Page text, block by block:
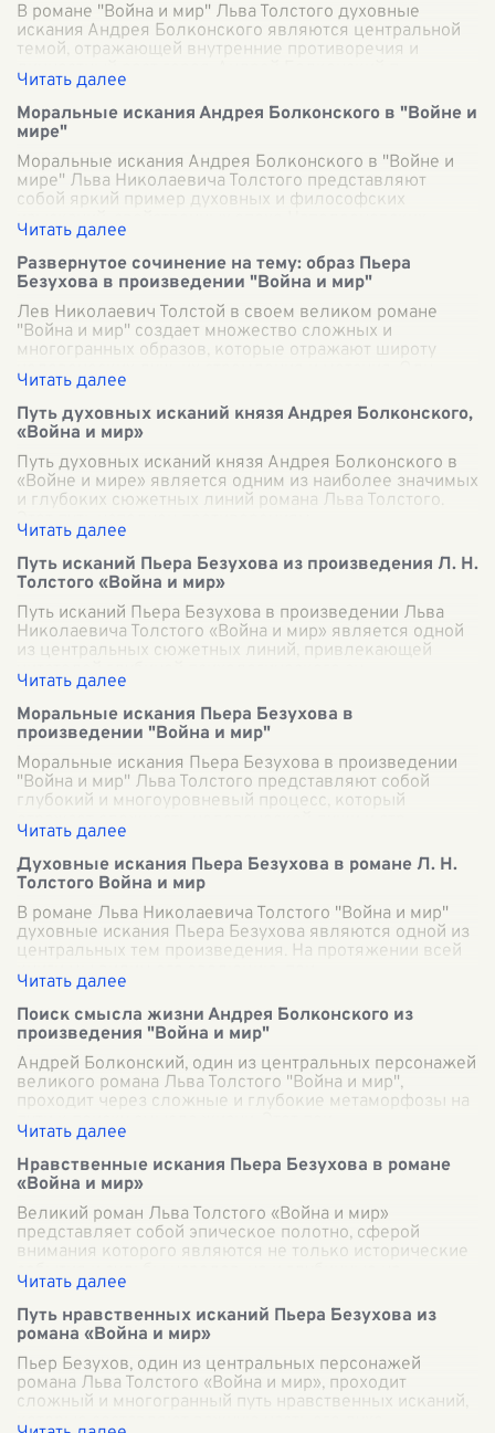
В романе "Война и мир" Льва Толстого духовные
искания Андрея Болконского являются центральной
темой, отражающей внутренние противоречия и
личностный рост героя. Андрей Болконский п
Моральные искания Андрея Болконского в "Войне и
мире"
Моральные искания Андрея Болконского в "Войне и
мире" Льва Николаевича Толстого представляют
собой яркий пример духовных и философских
изысканий, свойственных эпохе Наполеоновских
Развернутое сочинение на тему: образ Пьера
Безухова в произведении "Война и мир"
Лев Николаевич Толстой в своем великом романе
"Война и мир" создает множество сложных и
многогранных образов, которые отражают широту
человеческих душ, их стремления и метания. Одн
Путь духовных исканий князя Андрея Болконского,
«Война и мир»
Путь духовных исканий князя Андрея Болконского в
«Войне и мире» является одним из наиболее значимых
и глубоких сюжетных линий романа Льва Толстого.
Этот путь наполнен противоречиям
Путь исканий Пьера Безухова из произведения Л. Н.
Толстого «Война и мир»
Путь исканий Пьера Безухова в произведении Льва
Николаевича Толстого «Война и мир» является одной
из центральных сюжетных линий, привлекающей
читателей глубиной психологического ан
Моральные искания Пьера Безухова в
произведении "Война и мир"
Моральные искания Пьера Безухова в произведении
"Война и мир" Льва Толстого представляют собой
глубокий и многоуровневый процесс, который
отражает сложность человеческой души и стр
Духовные искания Пьера Безухова в романе Л. Н.
Толстого Война и мир
В романе Льва Николаевича Толстого "Война и мир"
духовные искания Пьера Безухова являются одной из
центральных тем произведения. На протяжении всей
книги мы видим его эволюцию, пои
Поиск смысла жизни Андрея Болконского из
произведения "Война и мир"
Андрей Болконский, один из центральных персонажей
великого романа Льва Толстого "Война и мир",
проходит через сложные и глубокие метаморфозы на
пути к поиску смысла жизни. Этот пои
Нравственные искания Пьера Безухова в романе
«Война и мир»
Великий роман Льва Толстого «Война и мир»
представляет собой эпическое полотно, сферой
внимания которого являются не только исторические
события и судьбы народов, но и глубинные нр
Путь нравственных исканий Пьера Безухова из
романа «Война и мир»
Пьер Безухов, один из центральных персонажей
романа Льва Толстого «Война и мир», проходит
сложный и многогранный путь нравственных исканий,
которые составляют важную часть его духо